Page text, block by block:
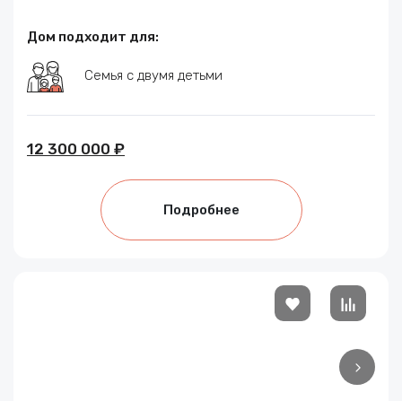
Дом подходит для:
Семья с двумя детьми
12 300 000 ₽
Подробнее